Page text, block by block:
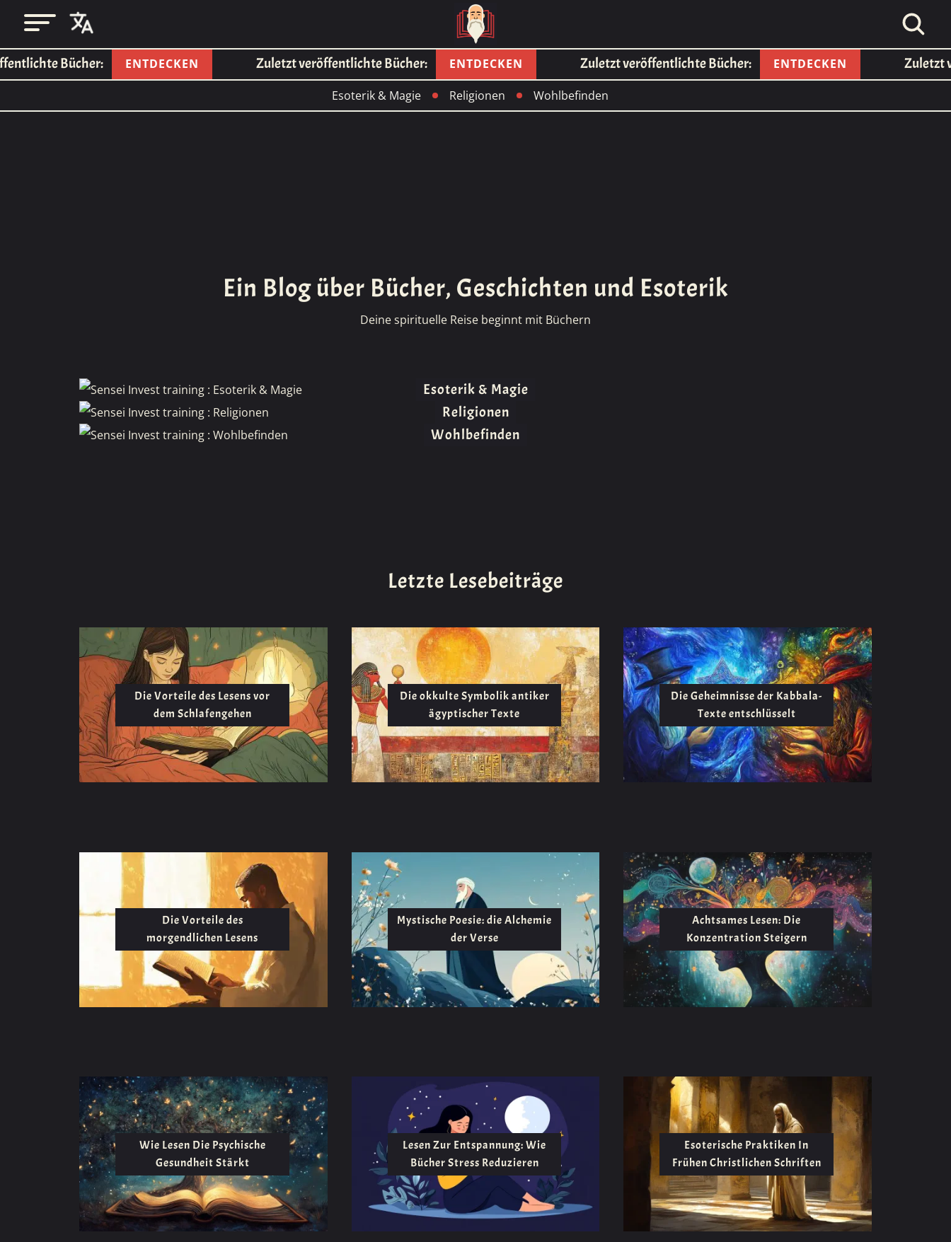
Bücher: ENTDECKEN Zuletzt veröffentlichte Bücher: ENTDECKEN Zuletzt veröffentlichte Bücher: ENTDECKEN Zuletzt
Esoterik & Magie Religionen Wohlbefinden
Ein Blog über Bücher, Geschichten und Esoterik
Deine spirituelle Reise beginnt mit Büchern
Esoterik & Magie
Religionen
Wohlbefinden
Letzte Lesebeiträge
Die Vorteile des Lesens vor
dem Schlafengehen
Die Vorteile des
morgendlichen Lesens
Wie Lesen Die Psychische
Gesundheit Stärkt
Die okkulte Symbolik antiker
ägyptischer Texte
Mystische Poesie: die Alchemie
der Verse
Lesen Zur Entspannung: Wie
Bücher Stress Reduzieren
Die Geheimnisse der Kabbala-
Texte entschlüsselt
Achtsames Lesen: Die
Konzentration Steigern
Esoterische Praktiken In
Frühen Christlichen Schriften